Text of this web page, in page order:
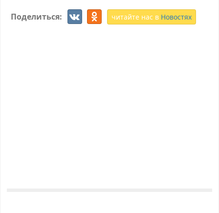
Поделиться: читайте нас в Новостях